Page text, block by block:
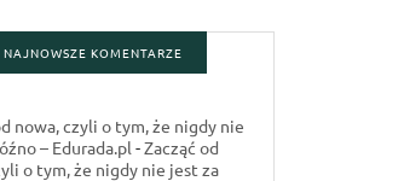
NAJNOWSZE KOMENTARZE
nowa, czyli o tym, że nigdy nie
– Edurada.pl -Zacząć od
o tym, że nigdy nie jest za